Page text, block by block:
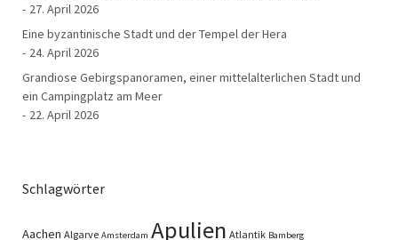
27. April 2026
Eine byzantinische Stadt und der Tempel der Hera
24. April 2026
Grandiose Gebirgspanoramen, einer mittelalterlichen Stadt und
ein Campingplatz am Meer
22. April 2026
Schlagwörter
Aachen Algarve Amsterdam Apulien Atlantik Bamberg